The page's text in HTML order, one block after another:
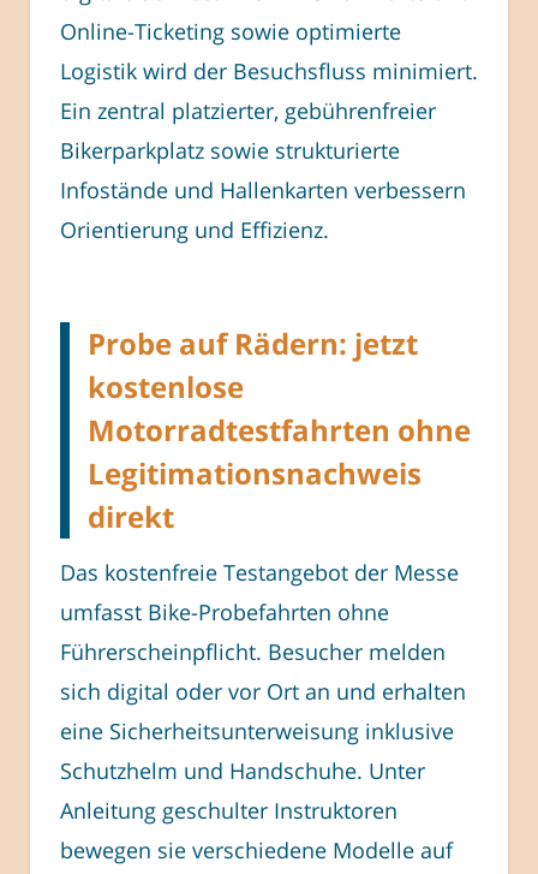
Online-Ticketing sowie optimierte
Logistik wird der Besuchsfluss minimiert.
Ein zentral platzierter, gebührenfreier
Bikerparkplatz sowie strukturierte
Infostände und Hallenkarten verbessern
Orientierung und Effizienz.
Probe auf Rädern: jetzt
kostenlose
Motorradtestfahrten ohne
Legitimationsnachweis
direkt
Das kostenfreie Testangebot der Messe
umfasst Bike-Probefahrten ohne
Führerscheinpflicht. Besucher melden
sich digital oder vor Ort an und erhalten
eine Sicherheitsunterweisung inklusive
Schutzhelm und Handschuhe. Unter
Anleitung geschulter Instruktoren
bewegen sie verschiedene Modelle auf